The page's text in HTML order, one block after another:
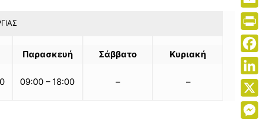
Παρασκευή
09:00 – 18:00
Σάββατο
–
Κυριακή
–
Link
Print
X